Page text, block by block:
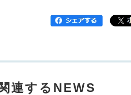
連するNEWS